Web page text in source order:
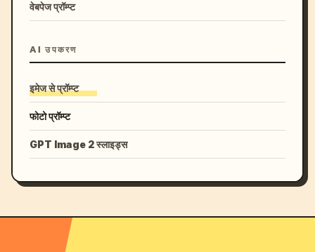
वेबपेज प्रॉम्प्ट
AI उपकरण
इमेज से प्रॉम्प्ट
फोटो प्रॉम्प्ट
GPT Image 2 स्लाइड्स